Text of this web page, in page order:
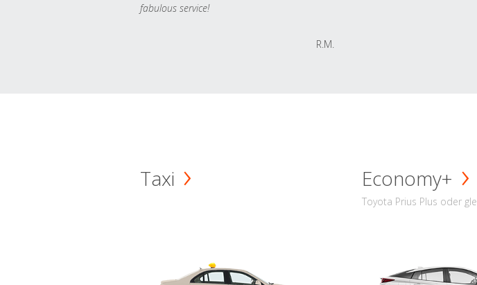
fabulous service!
R.M.
Taxi Economy+
Toyota Prius Plus oder